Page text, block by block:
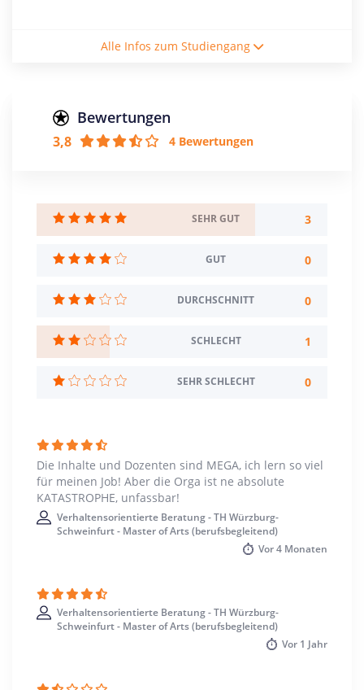
Abschluss
Berufstätigkeit / Dauer: 12 Monate
Creditpoints
150
Regelstudienzeit
5 Semester
Deutsch
Standort
Würzburg >> Würzburg
Alle Infos zum Studiengang
Bewertungen
3,8 4 Bewertungen
SEHR GUT 3
GUT 0
DURCHSCHNITT 0
SCHLECHT 1
SEHR SCHLECHT 0
Die Inhalte und Dozenten sind MEGA, ich lern so viel
für meinen Job! Aber die Orga ist ne absolute
KATASTROPHE, unfassbar!
Verhaltensorientierte Beratung - TH Würzburg-
Schweinfurt - Master of Arts (berufsbegleitend)
Vor4 Monaten
Verhaltensorientierte Beratung - TH Würzburg-
Schweinfurt - Master of Arts (berufsbegleitend)
Vor 1 Jahr